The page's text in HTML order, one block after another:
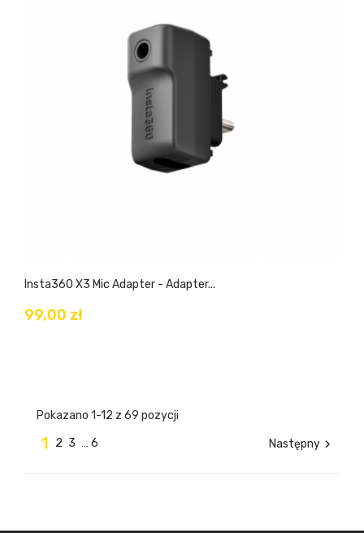
Insta360 X3 Mic Adapter - Adapter...
99,00 zł
Pokazano 1-12 z 69 pozycji
1 2 3 … 6 Następny 